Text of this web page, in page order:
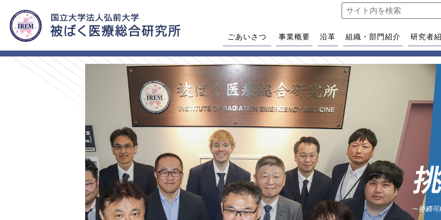
ごあいさつ 事業概要 沿革 組織・部門紹介 研究者